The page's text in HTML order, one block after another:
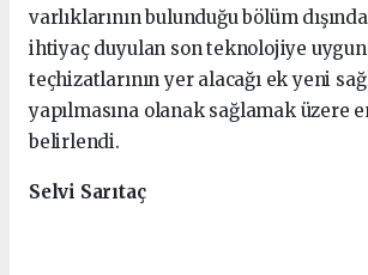
varlıklarının bulunduğu bölüm
ihtiyaç duyulan son teknolojiye uygun
teçhizatlarının yer alacağı ek yeni
yapılmasına olanak sağlamak üzere
belirlendi.
Selvi Sarıtaç